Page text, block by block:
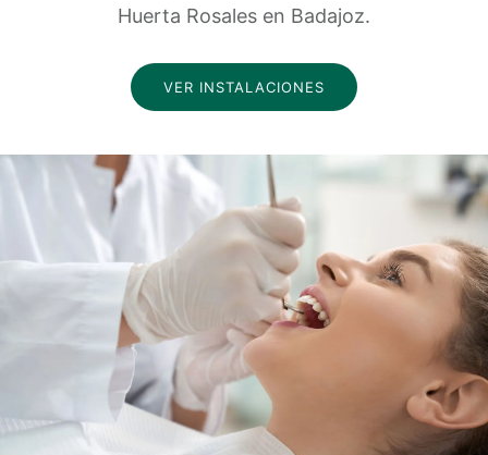
Huerta Rosales en Badajoz.
VER INSTALACIONES